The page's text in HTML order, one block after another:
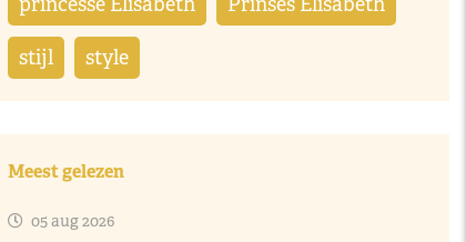
stijl style
Meest gelezen
05 aug 2026